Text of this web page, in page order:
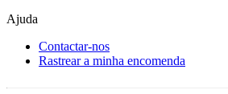
Ajuda
Contactar-nos
Rastrear a minha encomenda